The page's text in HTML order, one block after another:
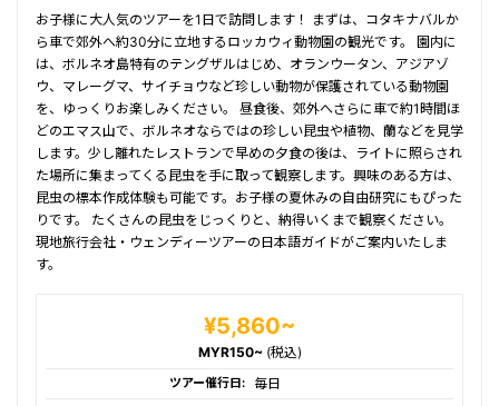
お子様に大人気のツアーを1日で訪問します！ まずは、コタキナバルか
ら車で郊外へ約30分に立地するロッカウィ動物園の観光です。 園内に
は、ボルネオ島特有のテングザルはじめ、オランウータン、アジアゾ
ウ、マレーグマ、サイチョウなど珍しい動物が保護されている動物園
を、ゆっくりお楽しみください。 昼食後、郊外へさらに車で約1時間ほ
どのエマス山で、ボルネオならではの珍しい昆虫や植物、蘭などを見学
します。少し離れたレストランで早めの夕食の後は、ライトに照らされ
た場所に集まってくる昆虫を手に取って観察します。興味のある方は、
昆虫の標本作成体験も可能です。お子様の夏休みの自由研究にもぴった
りです。 たくさんの昆虫をじっくりと、納得いくまで観察ください。
現地旅行会社・ウェンディーツアーの日本語ガイドがご案内いたしま
す。
¥5,860~
MYR150~ (税込)
ツアー催行日: 毎日